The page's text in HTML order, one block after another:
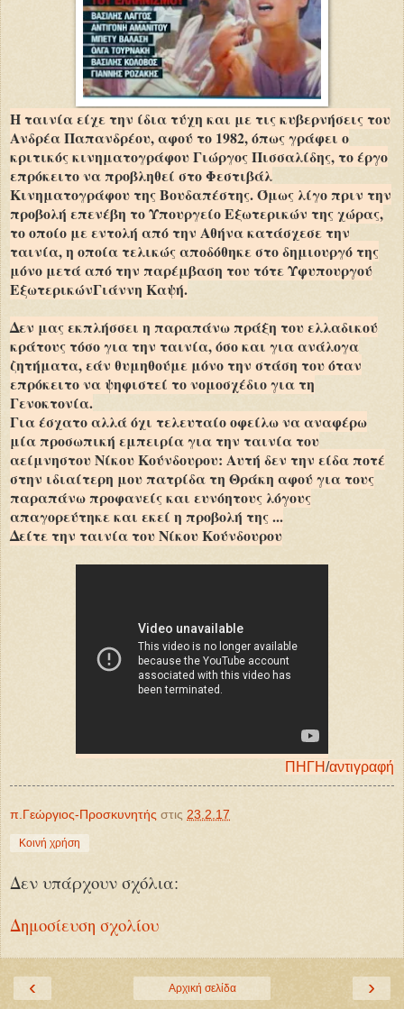
Η ταινία είχε την ίδια τύχη και με τις κυβερνήσεις του
Ανδρέα Παπανδρέου, αφού το 1982, όπως γράφει ο
κριτικός κινηματογράφου Γιώργος Πισσαλίδης, το έργο
επρόκειτο να προβληθεί στο Φεστιβάλ
Κινηματογράφου της Βουδαπέστης. Όμως λίγο πριν την
προβολή επενέβη το Υπουργείο Εξωτερικών της χώρας,
το οποίο με εντολή από την Αθήνα κατάσχεσε την
ταινία, η οποία τελικώς αποδόθηκε στο δημιουργό της
μόνο μετά από την παρέμβαση του τότε Υφυπουργού
ΕξωτερικώνΓιάννη Καψή.
Δεν μας εκπλήσσει η παραπάνω πράξη του ελλαδικού
κράτους τόσο για την ταινία, όσο και για ανάλογα
ζητήματα, εάν θυμηθούμε μόνο την στάση του όταν
επρόκειτο να ψηφιστεί το νομοσχέδιο για τη
Γενοκτονία.
Για έσχατο αλλά όχι τελευταίο οφείλω να αναφέρω
μία προσωπική εμπειρία για την ταινία του
αείμνηστου Νίκου Κούνδουρου: Αυτή δεν την είδα ποτέ
στην ιδιαίτερη μου πατρίδα τη Θράκη αφού για τους
παραπάνω προφανείς και ευνόητους λόγους
απαγορεύτηκε και εκεί η προβολή της ...
Δείτε την ταινία του Νίκου Κούνδουρου
ΠΗΓΗ/αντιγραφή
π.Γεώργιος-Προσκυνητής στις 23.2.17
Κοινή χρήση
Δεν υπάρχουν σχόλια:
Δημοσίευση σχολίου
‹ ›
Αρχική σελίδα